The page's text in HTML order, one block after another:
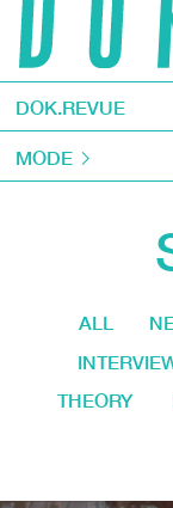
DOK.REVUE
MODE
ALL
THEORY